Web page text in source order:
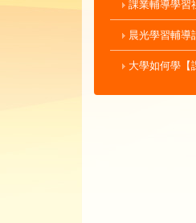
課業輔導學習
晨光學習輔導
大學如何學【